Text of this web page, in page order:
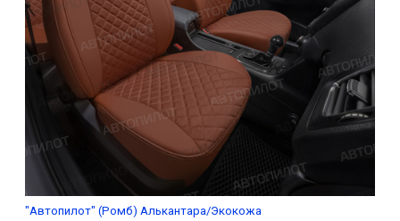
"Автопилот" (Ромб) Алькантара/Экокожа